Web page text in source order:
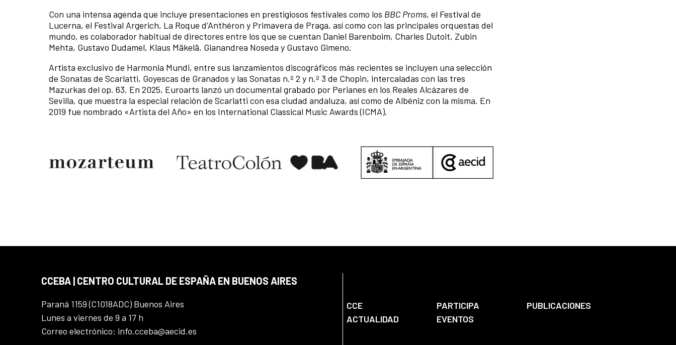
Con una intensa agenda que incluye presentaciones en prestigiosos festivales como los BBC Proms, el Festival de
Lucerna, el Festival Argerich, La Roque d’Anthéron y Primavera de Praga, así como con las principales orquestas del
mundo, es colaborador habitual de directores entre los que se cuentan Daniel Barenboim, Charles Dutoit, Zubin
Mehta, Gustavo Dudamel, Klaus Mäkelä, Gianandrea Noseda y Gustavo Gimeno.
Artista exclusivo de Harmonia Mundi, entre sus lanzamientos discográficos más recientes se incluyen una selección
de Sonatas de Scarlatti, Goyescas de Granados y las Sonatas n.º 2 y n.º 3 de Chopin, intercaladas con las tres
Mazurkas del op. 63. En 2025, Euroarts lanzó un documental grabado por Perianes en los Reales Alcázares de
Sevilla, que muestra la especial relación de Scarlatti con esa ciudad andaluza, así como de Albéniz con la misma. En
2019 fue nombrado «Artista del Año» en los International Classical Music Awards (ICMA).
CCEBA | CENTRO CULTURAL DE ESPAÑA EN BUENOS AIRES
Paraná 1159 (C1018ADC) Buenos Aires
Lunes a viernes de 9 a 17 h
Correo electrónico: info.cceba@aecid.es
CCE PARTICIPA
PUBLICACIONES
ACTUALIDAD
EVENTOS